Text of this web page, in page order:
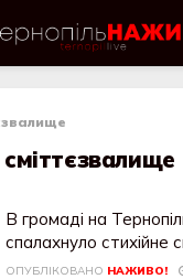
сміттєзвалище
В громаді на
спалахнуло стихійне
ОПУБЛІКОВАНО НАЖИВО!